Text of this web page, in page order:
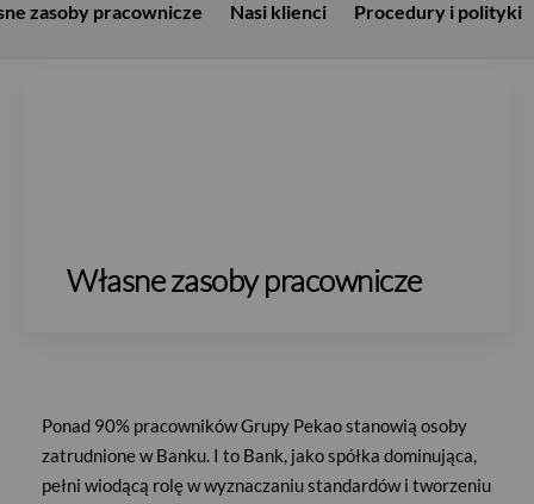
zasoby pracownicze Nasi klienci Procedury i polityki
Własne zasoby pracownicze
Ponad 90% pracowników Grupy Pekao stanowią osoby
zatrudnione w Banku. I to Bank, jako spółka dominująca,
pełni wiodącą rolę w wyznaczaniu standardów i tworzeniu